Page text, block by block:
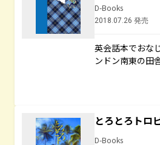
D-Books
2018.07.26 発売
英会話本でおな
ンドン南東の田
とろとろト
D-Books